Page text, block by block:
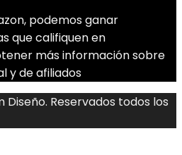
podemos ganar
que califiquen en
más información sobre
y de afiliados
Diseño. Reservados todos los